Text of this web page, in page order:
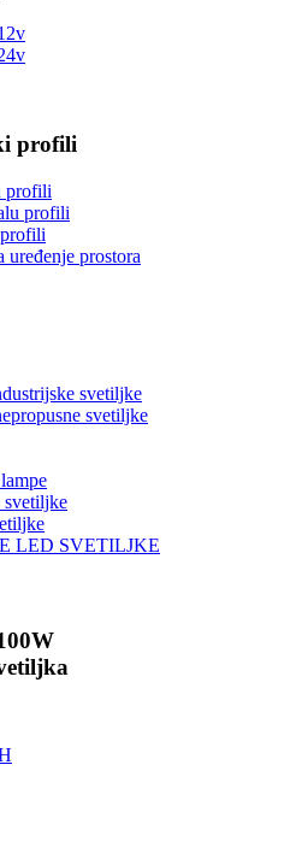
profili
profili
profili
uređenje prostora
svetiljke
svetiljke
LED SVETILJKE